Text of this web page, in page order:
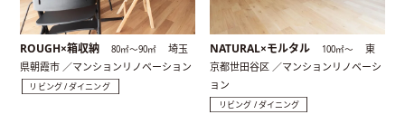
ROUGH×箱収納 80㎡〜90㎡
埼玉
県朝霞市 ／マンションリノベーション
リビング / ダイニング
NATURAL×モルタル 100㎡〜
東
京都世田谷区 ／マンションリノベーシ
ョン
リビング / ダイニング